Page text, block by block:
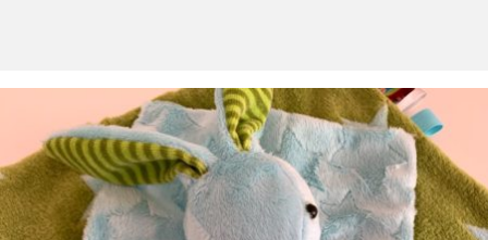
PIERRE FEUILLE CISEAUX MENU